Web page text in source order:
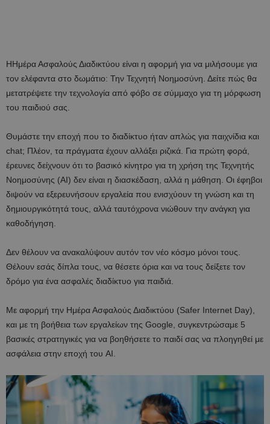
ΗΗμέρα Ασφαλούς Διαδικτύου είναι η αφορμή για να μιλήσουμε για
τον ελέφαντα στο δωμάτιο: Την Τεχνητή Νοημοσύνη. Δείτε πώς θα
μετατρέψετε την τεχνολογία από φόβο σε σύμμαχο για τη μόρφωση
του παιδιού σας.
Θυμάστε την εποχή που το διαδίκτυο ήταν απλώς για παιχνίδια και
chat; Πλέον, τα πράγματα έχουν αλλάξει ριζικά. Για πρώτη φορά,
έρευνες δείχνουν ότι το βασικό κίνητρο για τη χρήση της Τεχνητής
Νοημοσύνης (AI) δεν είναι η διασκέδαση, αλλά η μάθηση. Οι έφηβοι
διψούν να εξερευνήσουν εργαλεία που ενισχύουν τη γνώση και τη
δημιουργικότητά τους, αλλά ταυτόχρονα νιώθουν την ανάγκη για
καθοδήγηση.
Δεν θέλουν να ανακαλύψουν αυτόν τον νέο κόσμο μόνοι τους.
Θέλουν εσάς δίπλα τους, να θέσετε όρια και να τους δείξετε τον
δρόμο για ένα ασφαλές διαδίκτυο για παιδιά.
Με αφορμή την Ημέρα Ασφαλούς Διαδικτύου (Safer Internet Day),
και με τη βοήθεια των εργαλείων της Google, συγκεντρώσαμε 5
βασικές στρατηγικές για να βοηθήσετε το παιδί σας να πλοηγηθεί με
ασφάλεια στην εποχή του AI.